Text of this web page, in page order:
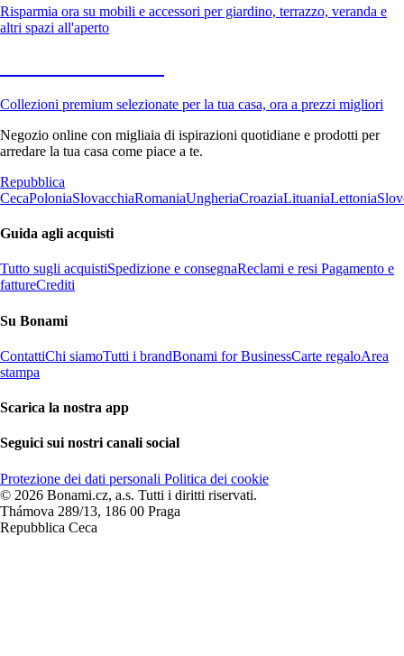
Risparmia ora su mobili e accessori per giardino, terrazzo, veranda e
altri spazi all'aperto
Collezioni premium selezionate per la tua casa, ora a prezzi migliori
Negozio online con migliaia di ispirazioni quotidiane e prodotti per
arredare la tua casa come piace a te.
Repubblica
CecaPoloniaSlovacchiaRomaniaUngheriaCroaziaLituaniaLettonia
Guida agli acquisti
Tutto sugli acquistiSpedizione e consegnaReclami e resi Pagamento e
fattureCrediti
Su Bonami
ContattiChi siamoTutti i brandBonami for BusinessCarte regaloArea
stampa
Scarica la nostra app
Seguici sui nostri canali social
Protezione dei dati personali Politica dei cookie
© 2026 Bonami.cz, a.s. Tutti i diritti riservati.
Thámova 289/13, 186 00 Praga
Repubblica Ceca